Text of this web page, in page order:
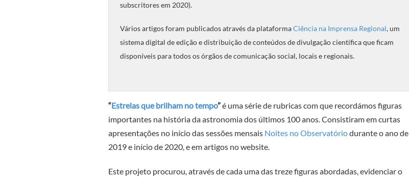
subscritores em 2020).
Vários artigos foram publicados através da plataformaCiência na Imprensa Regional, um
sistema digital de edição e distribuição de conteúdos de divulgação científica que ficam
disponíveis para todos os órgãos de comunicação social, locais e regionais.
“Estrelas que brilham no tempo”é uma série de rubricas com que recordámos figuras
importantes na história da astronomia dos últimos 100 anos. Consistiram em curtas
apresentações no início das sessões mensais Noites no Observatóriodurante o ano de
2019 e início de 2020, e em artigos no website.
Este projeto procurou, através de cada uma das treze figuras abordadas, evidenciar o